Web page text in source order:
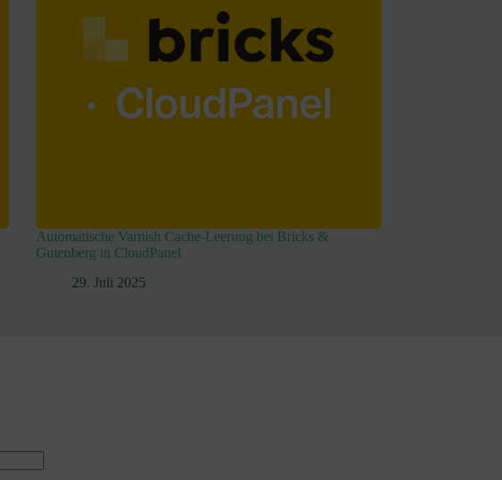
Automatische Varnish Cache-Leerung bei Bricks &
Gutenberg in CloudPanel
29. Juli 2025